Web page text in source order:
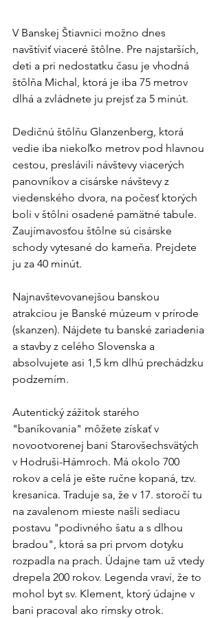
V Banskej Štiavnici možno dnes
navštíviť viaceré štôlne. Pre najstarších,
deti a pri nedostatku času je vhodná
štôlňa Michal, ktorá je iba 75 metrov
dlhá a zvládnete ju prejsť za 5 minút.
Dedičnú štôlňu Glanzenberg, ktorá
vedie iba niekoľko metrov pod hlavnou
cestou, preslávili návštevy viacerých
panovníkov a cisárske návštevy z
viedenského dvora, na počesť ktorých
boli v štôlni osadené pamätné tabule.
Zaujímavosťou štôlne sú cisárske
schody vytesané do kameňa. Prejdete
ju za 40 minút.
Najnavštevovanejšou banskou
atrakciou je Banské múzeum v prírode
(skanzen). Nájdete tu banské zariadenia
a stavby z celého Slovenska a
absolvujete asi 1,5 km dlhú prechádzku
podzemím.
Autentický zážitok starého
"baníkovania" môžete získať v
novootvorenej bani Starovšechsvätých
v Hodruši-Hámroch. Má okolo 700
rokov a celá je ešte ručne kopaná, tzv.
kresanica. Traduje sa, že v 17. storočí tu
na zavalenom mieste našli sediacu
postavu "podivného šatu a s dlhou
bradou", ktorá sa pri prvom dotyku
rozpadla na prach. Údajne tam už vtedy
drepela 200 rokov. Legenda vraví, že to
mohol byt sv. Klement, ktorý údajne v
bani pracoval ako rímsky otrok.